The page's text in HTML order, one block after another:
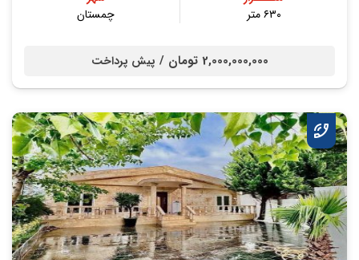
۶۳۰ متر
چمستان
2,000,000,000 تومان / پیش پرداخت